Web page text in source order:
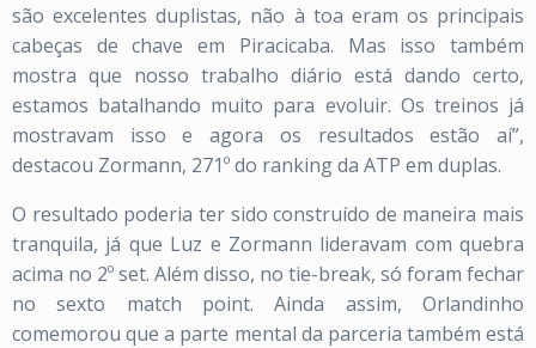
são excelentes duplistas, não à toa eram os principais
cabeças de chave em Piracicaba. Mas isso também
mostra que nosso trabalho diário está dando certo,
estamos batalhando muito para evoluir. Os treinos já
mostravam isso e agora os resultados estão aí”,
destacou Zormann, 271º do ranking da ATP em duplas.
O resultado poderia ter sido construído de maneira mais
tranquila, já que Luz e Zormann lideravam com quebra
acima no 2º set. Além disso, no tie-break, só foram fechar
no sexto match point. Ainda assim, Orlandinho
comemorou que a parte mental da parceria também está